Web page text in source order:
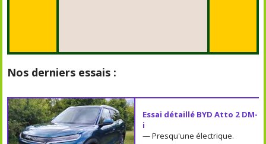
Nos derniers essais :
Essai détaillé BYD Atto 2 DM-
i
— Presqu'une électrique.